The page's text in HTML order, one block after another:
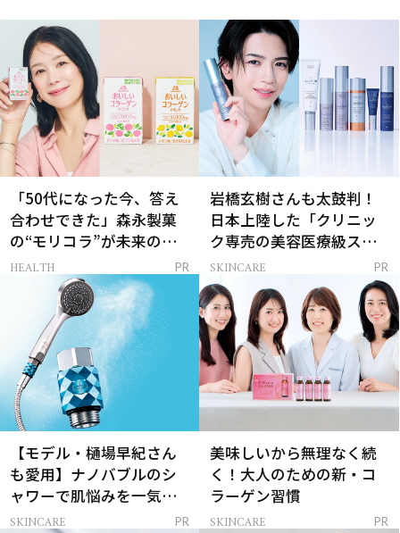
「50代になった今、答え
合わせできた」森永製菓
の“モリコラ”が未来のキ
レイを連れてくる！
HEALTH PR
岩橋玄樹さんも太鼓判！
日本上陸した「クリニッ
ク専売の美容医療級スキ
ンケア」
SKINCARE PR
【モデル・樋場早紀さん
も愛用】ナノバブルのシ
ャワーで肌悩みを一気に
解決
SKINCARE PR
美味しいから無理なく続
く！大人のための新・コ
ラーゲン習慣
SKINCARE PR